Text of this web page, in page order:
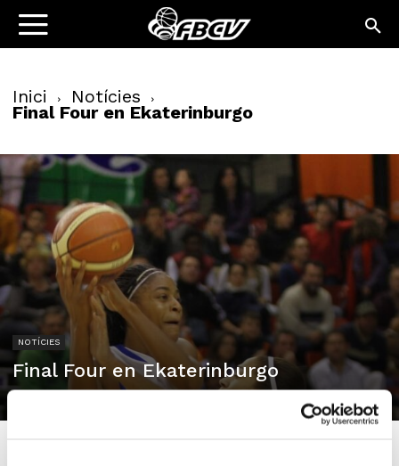
Inici Notícies
Final Four en Ekaterinburgo
NOTÍCIES
Final Four en Ekaterinburgo